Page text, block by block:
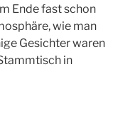
Ende fast schon
wie man
Gesichter waren
in